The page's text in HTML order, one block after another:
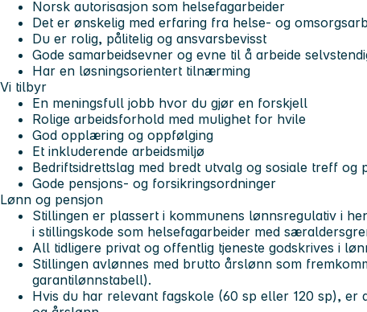
Norsk autorisasjon som helsefagarbeider
Det er ønskelig med erfaring fra helse- og
Du er rolig, pålitelig og ansvarsbevisst
Gode samarbeidsevner og evne til å arbeide
Har en løsningsorientert tilnærming
Vi tilbyr
En meningsfull jobb hvor du gjør en forskjell
Rolige arbeidsforhold med mulighet for hvile
God opplæring og oppfølging
Et inkluderende arbeidsmiljø
Bedriftsidrettslag med bredt utvalg og sosiale treff og
Gode pensjons- og forsikringsordninger
Lønn og pensjon
Stillingen er plassert i kommunens lønnsregulativ i
i stillingskode som helsefagarbeider med
All tidligere privat og offentlig tjeneste godskrives i
Stillingen avlønnes med brutto årslønn som
garantilønnstabell).
Hvis du har relevant fagskole (60 sp eller 120 sp), er